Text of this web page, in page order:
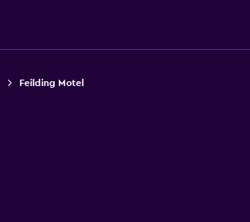
Feilding Motel